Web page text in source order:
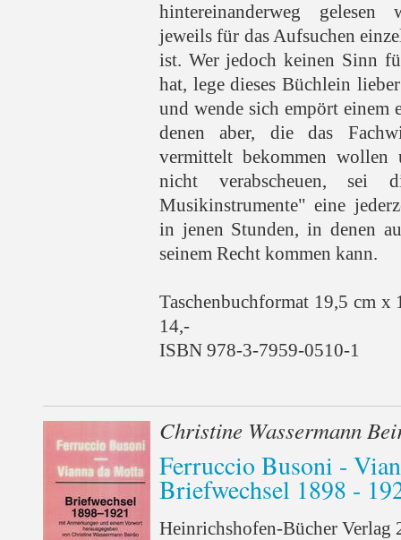
hintereinanderweg
jeweils für das Aufsuchen
ist. Wer jedoch keinen Sinn
hat, lege dieses Büchlein
und wende sich empört einem
denen aber, die das
vermittelt bekommen wollen
nicht verabscheuen, sei
Musikinstrumente" eine
in jenen Stunden, in denen
seinem Recht kommen kann.
Taschenbuchformat 19,5 cm
14,-
ISBN 978-3-7959-0510-1
Christine Wassermann
Ferruccio Busoni -
Briefwechsel 1898 -
Heinrichshofen-Bücher Verlag